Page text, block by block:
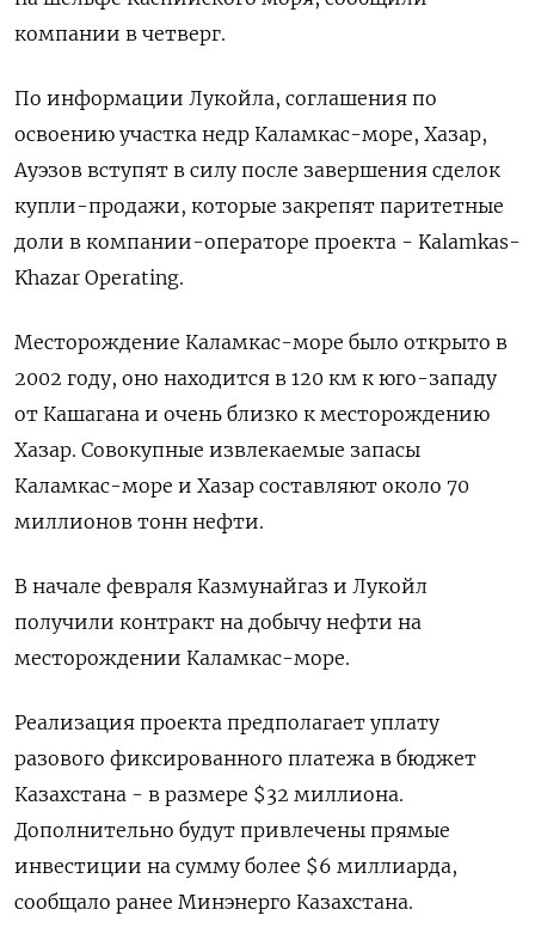
компании в четверг.
По информации Лукойла, соглашения по
освоению участка недр Каламкас-море, Хазар,
Ауэзов вступят в силу после завершения сделок
купли-продажи, которые закрепят паритетные
доли в компании-операторе проекта - Kalamkas-
Khazar Operating.
Месторождение Каламкас-море было открыто в
2002 году, оно находится в 120 км к юго-западу
от Кашагана и очень близко к месторождению
Хазар. Совокупные извлекаемые запасы
Каламкас-море и Хазар составляют около 70
миллионов тонн нефти.
В начале февраля Казмунайгаз и Лукойл
получили контракт на добычу нефти на
месторождении Каламкас-море.
Реализация проекта предполагает уплату
разового фиксированного платежа в бюджет
Казахстана - в размере $32 миллиона.
Дополнительно будут привлечены прямые
инвестиции на сумму более $6 миллиарда,
сообщало ранее Минэнерго Казахстана.